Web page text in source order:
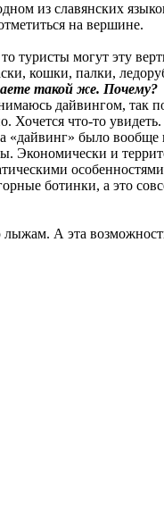
из славянских
на вершине.
могут эту
кошки, палки,
такой же. Почему?
дайвингом, так
Хочется что-то
было вообще
Экономически и
ботинки, а это
А эта